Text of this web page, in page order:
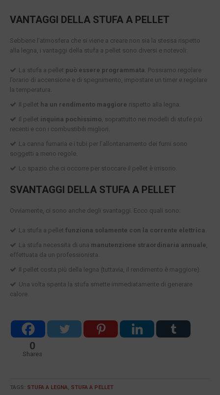
VANTAGGI DELLA STUFA A PELLET
Sebbene l’atmosfera che si viene a creare non sia la stessa rispetto
alla legna, i vantaggi della stufa a pellet sono diversi e notevoli:
La stufa a pellet può essere programmata . Possiamo regolare
l’orario di accensione e di spegnimento, impostare un timer e regolare
la temperatura.
Il pellet ha un rendimento maggiore rispetto alla legna.
Il pellet inquina pochissimo , soprattutto nei modelli di stufe più
recenti e con i combustibili migliori.
La canna fumaria e i tubi per l’allontanamento dei fumi sono
soggetti a meno regole.
Lo spazio che ci occorre per stoccare il pellet è irrisorio.
SVANTAGGI DELLA STUFA A PELLET
Ovviamente, ci sono anche degli svantaggi. Ecco quali sono:
La stufa a pellet funziona solamente con la corrente elettrica
La stufa necessita di una manutenzione straordinaria annuale
effettuata da un professionista.
Il pellet costa più della legna (tuttavia, il rendimento è maggiore).
Una volta spenta la stufa smette immediatamente di generare
calore.
0
Shares
TAGS: STUFA A LEGNA, STUFA A PELLET